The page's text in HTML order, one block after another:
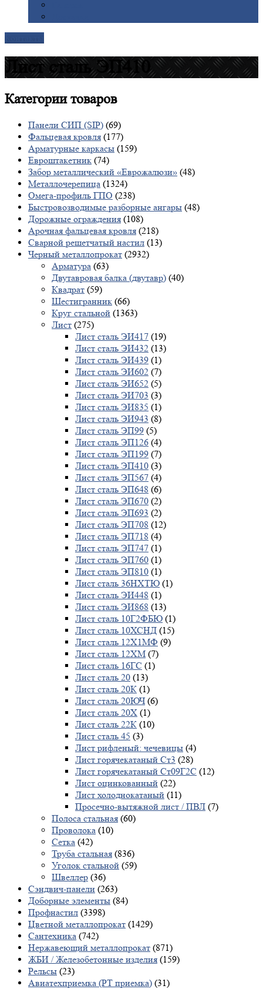
Лист сталь ЭП410
Категориитоваров
Панели СИП (SIP) (69)
Фальцевая кровля (177)
Арматурные каркасы (159)
Евроштакетник (74)
Забор металлический «Еврожалюзи» (48)
Металлочерепица (1324)
Омега-профиль ГПО (238)
Быстровозводимые разборные ангары (48)
Дорожные ограждения (108)
Арочная фальцевая кровля (218)
Сварной решетчатый настил (13)
Черный металлопрокат (2932)
Арматура (63)
Двутавровая балка (двутавр) (40)
Квадрат (59)
Шестигранник (66)
Круг стальной (1363)
Лист (275)
Лист сталь ЭИ417 (19)
Лист сталь ЭИ432 (13)
Лист сталь ЭИ439 (1)
Лист сталь ЭИ602 (7)
Лист сталь ЭИ652 (5)
Лист сталь ЭИ703 (3)
Лист сталь ЭИ835 (1)
Лист сталь ЭИ943 (8)
Лист сталь ЭП99 (5)
Лист сталь ЭП126 (4)
Лист сталь ЭП199 (7)
Лист сталь ЭП410 (3)
Лист сталь ЭП567 (4)
Лист сталь ЭП648 (6)
Лист сталь ЭП670 (2)
Лист сталь ЭП693 (2)
Лист сталь ЭП708 (12)
Лист сталь ЭП718 (4)
Лист сталь ЭП747 (1)
Лист сталь ЭП760 (1)
Лист сталь ЭП810 (1)
Лист сталь 36НХТЮ (1)
Лист сталь ЭИ448 (1)
Лист сталь ЭИ868 (13)
Лист сталь 10Г2ФБЮ (1)
Лист сталь 10ХСНД (15)
Лист сталь 12Х1МФ (9)
Лист сталь 12ХМ (7)
Лист сталь 16ГС (1)
Лист сталь 20 (13)
Лист сталь 20К (1)
Лист сталь 20ЮЧ (6)
Лист сталь 20Х (1)
Лист сталь 22К (10)
Лист сталь 45 (3)
Лист рифленый: чечевицы (4)
Лист горячекатаный Ст3 (28)
Лист горячекатаный Ст09Г2С (12)
Лист оцинкованный (22)
Лист холоднокатаный (11)
Просечно-вытяжной лист / ПВЛ (7)
Полоса стальная (60)
Проволока (10)
Сетка (42)
Труба стальная (836)
Уголок стальной (59)
Швеллер (36)
Сэндвич-панели (263)
Доборные элементы (84)
Профнастил (3398)
Цветной металлопрокат (1429)
Сантехника (742)
Нержавеющий металлопрокат (871)
ЖБИ / Железобетонные изделия (159)
Рельсы (23)
Авиатехприемка (РТ приемка) (31)